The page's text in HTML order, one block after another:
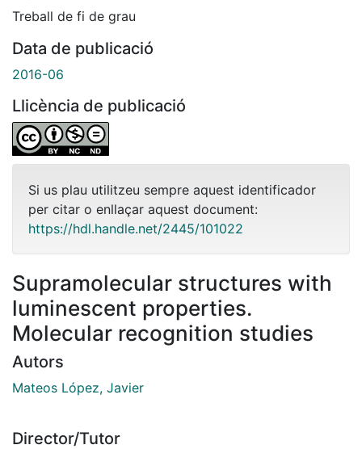
Treball de fi de grau
Data de publicació
2016-06
Llicència de publicació
Si us plau utilitzeu sempre aquest identificador
per citar o enllaçar aquest document:
https://hdl.handle.net/2445/101022
Supramolecular structures with
luminescent properties.
Molecular recognition studies
Autors
Mateos López, Javier
Director/Tutor